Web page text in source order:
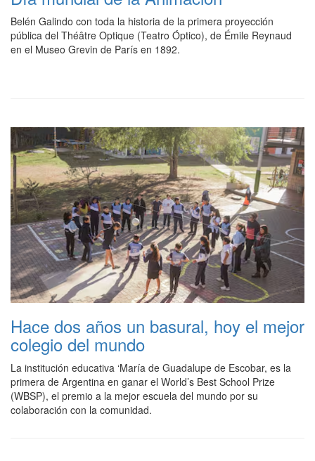
Belén Galindo con toda la historia de la primera proyección
pública del Théâtre Optique (Teatro Óptico), de Émile Reynaud
en el Museo Grevin de París en 1892.
Hace dos años un basural, hoy el mejor
colegio del mundo
La institución educativa ‘María de Guadalupe de Escobar, es la
primera de Argentina en ganar el World’s Best School Prize
(WBSP), el premio a la mejor escuela del mundo por su
colaboración con la comunidad.